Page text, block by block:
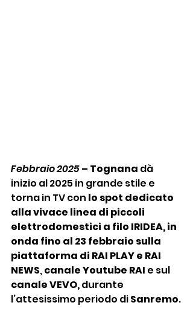
Febbraio 2025 – Tognana dà
inizio al 2025 in grande stile e
torna in TV con lo spot dedicato
alla vivace linea di piccoli
elettrodomestici a filo IRIDEA, in
onda fino al 23 febbraio sulla
piattaforma di RAI PLAY e RAI
NEWS, canale Youtube RAI e sul
canaleVEVO, durante
l’attesissimo periodo di Sanremo.